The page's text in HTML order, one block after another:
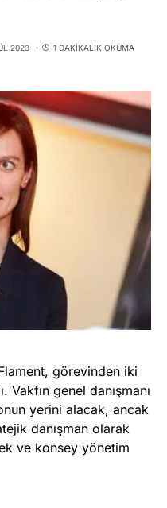
2023 1 DAKIKALIK OKUMA
görevinden iki
Vakfın genel danışmanı
yerini alacak, ancak
danışman olarak
ve konsey yönetim